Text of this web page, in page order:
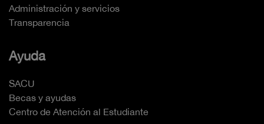
Administración y servicios
Transparencia
Ayuda
SACU
Becas y ayudas
Centro de Atención al Estudiante